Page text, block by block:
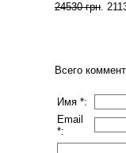
24530 грн.
Всего
Имя *:
Email
*: